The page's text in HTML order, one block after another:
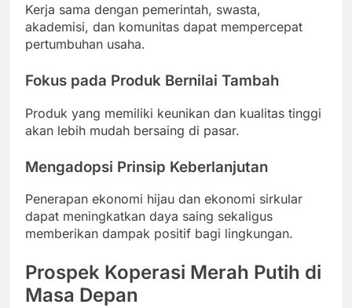
Kerja sama dengan pemerintah, swasta,
akademisi, dan komunitas dapat mempercepat
pertumbuhan usaha.
Fokus pada Produk Bernilai Tambah
Produk yang memiliki keunikan dan kualitas tinggi
akan lebih mudah bersaing di pasar.
Mengadopsi Prinsip Keberlanjutan
Penerapan ekonomi hijau dan ekonomi sirkular
dapat meningkatkan daya saing sekaligus
memberikan dampak positif bagi lingkungan.
Prospek Koperasi Merah Putih di
Masa Depan